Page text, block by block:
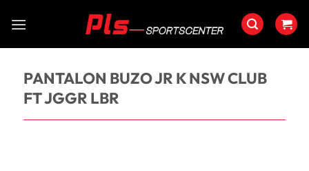
PANTALON BUZO JR K NSW CLUB
FT JGGR LBR